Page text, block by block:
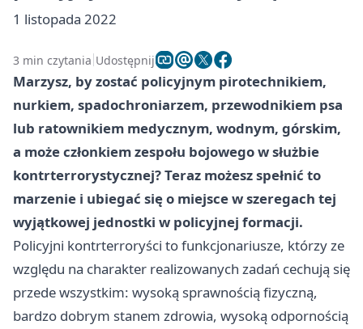
1 listopada 2022
3 min czytania Udostępnij
Marzysz, by zostać policyjnym pirotechnikiem,
nurkiem, spadochroniarzem, przewodnikiem psa
lub ratownikiem medycznym, wodnym, górskim,
a może członkiem zespołu bojowego w służbie
kontrterrorystycznej? Teraz możesz spełnić to
marzenie i ubiegać się o miejsce w szeregach tej
wyjątkowej jednostki w policyjnej formacji.
Policyjni kontrterroryści to funkcjonariusze, którzy ze
względu na charakter realizowanych zadań cechują się
przede wszystkim: wysoką sprawnością fizyczną,
bardzo dobrym stanem zdrowia, wysoką odpornością